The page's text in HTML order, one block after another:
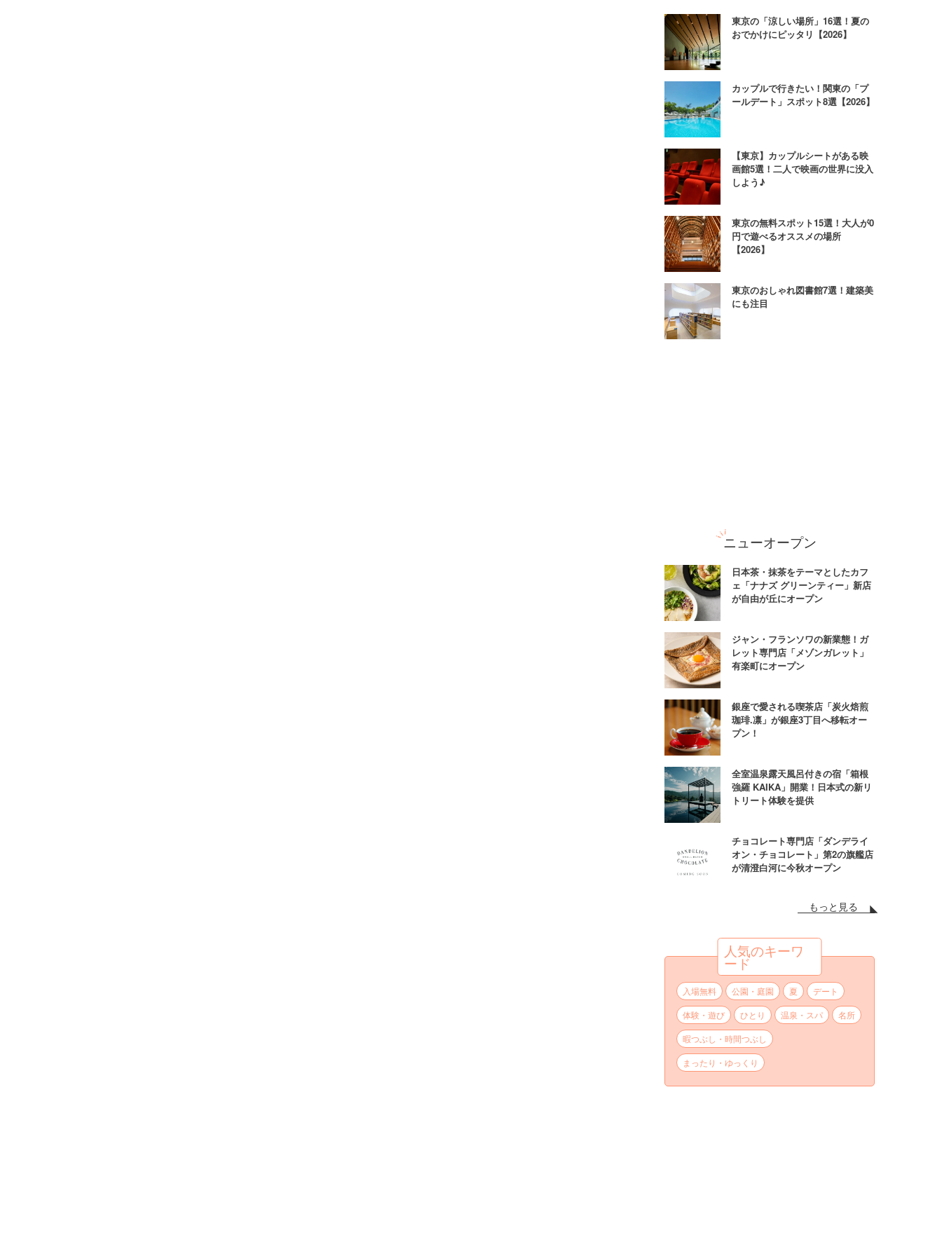
東京の「涼しい場所」16選！夏の
おでかけにピッタリ【2026】
カップルで行きたい！関東の「プ
ールデート」スポット8選【2026】
【東京】カップルシートがある映
画館5選！二人で映画の世界に没入
しよう♪
東京の無料スポット15選！大人が0
円で遊べるオススメの場所
【2026】
東京のおしゃれ図書館7選！建築美
にも注目
ニューオープン
日本茶・抹茶をテーマとしたカフ
ェ「ナナズ グリーンティー」新店
が自由が丘にオープン
ジャン・フランソワの新業態！ガ
レット専門店「メゾンガレット」
有楽町にオープン
銀座で愛される喫茶店「炭火焙煎
珈琲.凛」が銀座3丁目へ移転オー
プン！
全室温泉露天風呂付きの宿「箱根
強羅 KAIKA」開業！日本式の新リ
トリート体験を提供
チョコレート専門店「ダンデライ
オン・チョコレート」第2の旗艦店
が清澄白河に今秋オープン
もっと見る
人気のキーワ
ード
入場無料 公園・庭園 夏
デート
体験・遊び
ひとり 温泉・スパ
名所
暇つぶし・時間つぶし
まったり・ゆっくり